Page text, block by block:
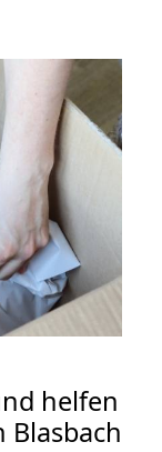
helfen